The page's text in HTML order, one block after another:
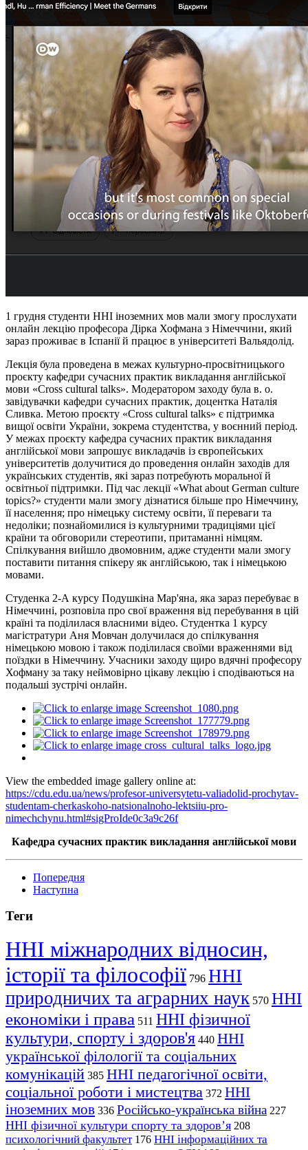
1 грудня студенти ННІ іноземних мов мали змогу прослухати
онлайн лекцію професора Дірка Хофмана з Німеччини, який
зараз проживає в Іспанії й працює в університеті Вальядолід.
Лекція була проведена в межах культурно-просвітницького
проєкту кафедри сучасних практик викладання англійської
мови «Cross cultural talks». Модератором заходу була в. о.
завідувачки кафедри сучасних практик, доцентка Наталія
Сливка. Метою проєкту «Cross cultural talks» є підтримка
вищої освіти України, зокрема студентства, у воєнний період.
У межах проєкту кафедра сучасних практик викладання
англійської мови запрошує викладачів із європейських
університетів долучитися до проведення онлайн заходів для
українських студентів, які зараз потребують моральної й
освітньої підтримки. Під час лекції «What about German culture
topics?» студенти мали змогу дізнатися більше про Німеччину,
її населення; про німецьку систему освіти, її переваги та
недоліки; познайомилися із культурними традиціями цієї
країни та обговорили стереотипи, притаманні німцям.
Спілкування вийшло двомовним, адже студенти мали змогу
поставити питання спікеру як англійською, так і німецькою
мовами.
Студенка 2-А курсу Подушкіна Мар'яна, яка зараз перебуває в
Німеччині, розповіла про свої враження від перебування в цій
країні та поділилася власними відео. Студентка 1 курсу
магістратури Аня Мовчан долучилася до спілкування
німецькою мовою і також поділилася своїми враженнями від
поїздки в Німеччину. Учасники заходу щиро вдячні професору
Хофману за таку неймовірно цікаву лекцію і сподіваються на
подальші зустрічі онлайн.
View the embedded image gallery online at:
https://cdu.edu.ua/news/profesor-universytetu-valiadolid-prochytav-
studentam-cherkaskoho-natsionalnoho-lektsiiu-pro-
nimechchynu.html#sigProIde0c3a9c26f
Кафедра сучасних практик викладання англійської мови
Попередня
Наступна
Теги
ННІ міжнародних відносин,
історії та філософії 796 ННІ
природничих та аграрних наук 570 ННІ
економіки і права 511 ННІ фізичної
культури, спорту і здоров'я 440 ННІ
української філології та соціальних
комунікацій 385 ННІ педагогічної освіти,
соціальної роботи і мистецтва 372 ННІ
іноземних мов 336 Російсько-українська війна 227
ННІ фізичної культури спорту та здоров’я 208
психологічний факультет 176 ННІ інформаційних та